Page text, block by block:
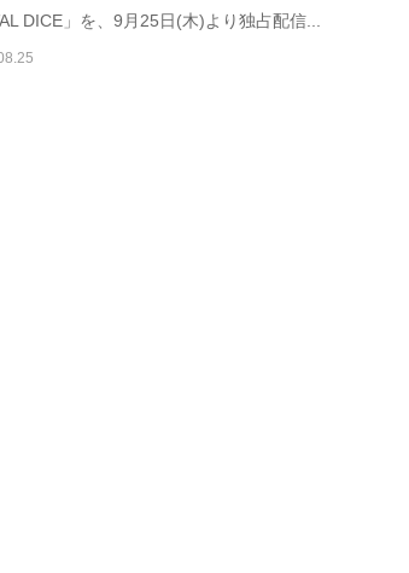
DICE」を、9月25日(木)より独占配信...